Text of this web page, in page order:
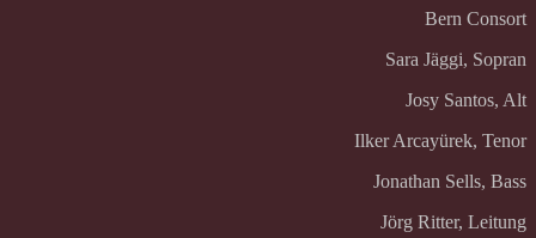
Bern Consort
Sara Jäggi, Sopran
Josy Santos, Alt
Ilker Arcayürek, Tenor
Jonathan Sells, Bass
Jörg Ritter, Leitung